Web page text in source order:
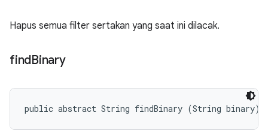
Hapus semua filter sertakan yang saat ini dilacak.
findBinary
public abstract String findBinary (String binary)